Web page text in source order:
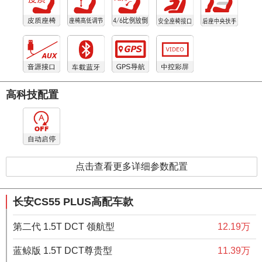
高科技配置
点击查看更多详细参数配置
长安CS55 PLUS高配车款
第二代 1.5T DCT 领航型 12.19万
蓝鲸版 1.5T DCT尊贵型 11.39万